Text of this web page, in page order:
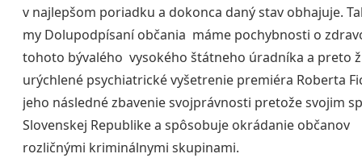
v najlepšom poriadku a dokonca daný stav obhajuje.
my Dolupodpísaní občania máme pochybnosti o
tohoto bývalého vysokého štátneho úradníka a preto
urýchlené psychiatrické vyšetrenie premiéra Roberta
jeho následné zbavenie svojprávnosti pretože svojim
Slovenskej Republike a spôsobuje okrádanie občanov
rozličnými kriminálnymi skupinami.